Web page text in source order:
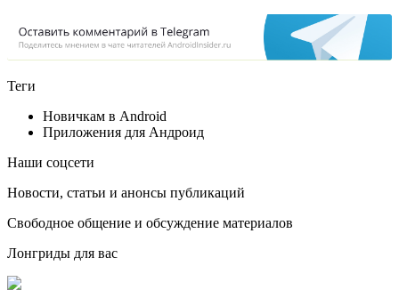
Теги
Новичкам в Android
Приложения для Андроид
Наши соцсети
Новости, статьи и анонсы публикаций
Свободное общение и обсуждение материалов
Лонгриды для вас